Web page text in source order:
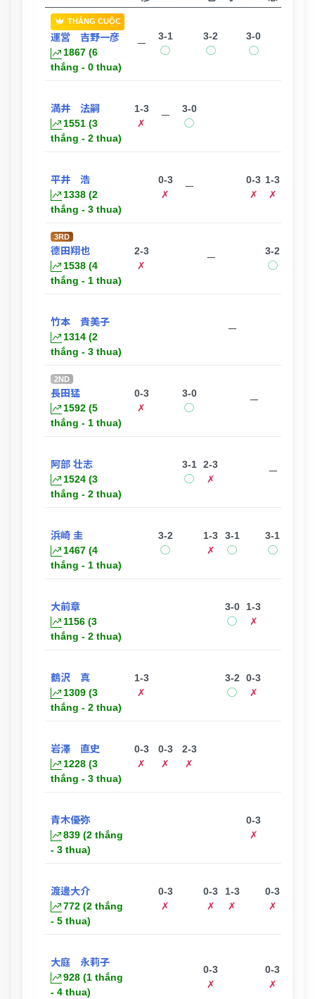
THẮNG CUỘC
運営 吉野一彦
1867 (6
thắng - 0 thua)
ー
3-1
◯
3-2
◯
3-0
◯
満井 法嗣
1551 (3
thắng - 2 thua)
1-3
✗
ー
3-0
◯
平井 浩
1338 (2
thắng - 3 thua)
0-3
✗
ー
0-3
✗
1-3
✗
3RD
德田翔也
1538 (4
thắng - 1 thua)
2-3
✗
ー
3-2
◯
竹本 貴美子
1314 (2
thắng - 3 thua)
ー
2ND
長田猛
1592 (5
thắng - 1 thua)
0-3
✗
3-0
◯
ー
阿部 壮志
1524 (3
thắng - 2 thua)
3-1
◯
2-3
✗
ー
浜崎 圭
1467 (4
thắng - 1 thua)
3-2
◯
1-3
✗
3-1
◯
3-1
◯
大前章
1156 (3
thắng - 2 thua)
3-0
◯
1-3
✗
鶴沢 真
1309 (3
thắng - 2 thua)
1-3
✗
3-2
◯
0-3
✗
岩澤 直史
1228 (3
thắng - 3 thua)
0-3
✗
0-3
✗
2-3
✗
青木優弥
839 (2 thắng
- 3 thua)
0-3
✗
渡邊大介
772 (2 thắng
- 5 thua)
0-3
✗
0-3
✗
1-3
✗
0-3
✗
大庭 永莉子
928 (1 thắng
- 4 thua)
0-3
✗
0-3
✗